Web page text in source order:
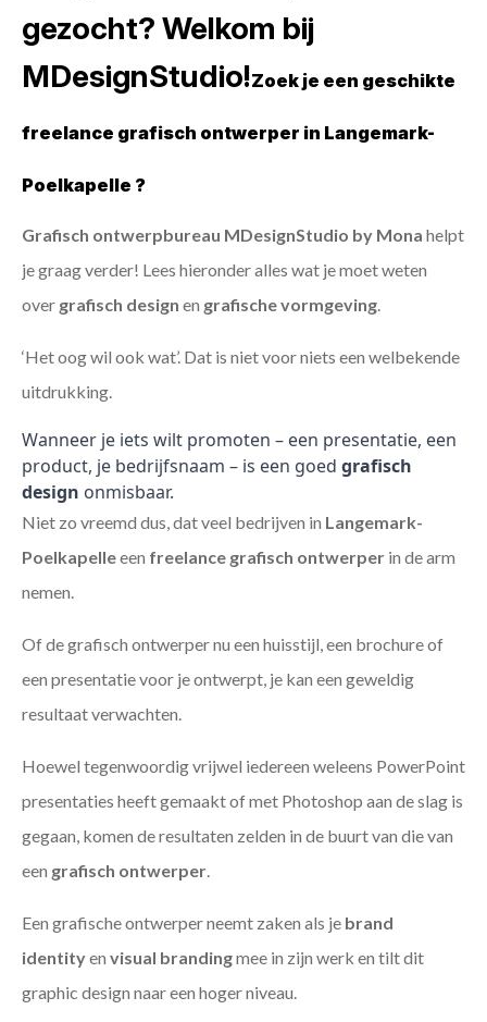
gezocht? Welkom bij
MDesignStudio!Zoek je een geschikte
freelance grafisch ontwerper in Langemark-
Poelkapelle ?
Grafisch ontwerpbureau MDesignStudio by Mona helpt
je graag verder! Lees hieronder alles wat je moet weten
over grafisch design en grafische vormgeving
‘Het oog wil ook wat’. Dat is niet voor niets een welbekende
uitdrukking.
Wanneer je iets wilt promoten – een presentatie, een
product, je bedrijfsnaam – is een goed grafisch
design onmisbaar.
Niet zo vreemd dus, dat veel bedrijven in Langemark-
Poelkapelleeen freelance grafisch ontwerper in de arm
nemen.
Of de grafisch ontwerper nu een huisstijl, een brochure of
een presentatie voor je ontwerpt, je kan een geweldig
resultaat verwachten.
Hoewel tegenwoordig vrijwel iedereen weleens PowerPoint
presentaties heeft gemaakt of met Photoshop aan de slag is
gegaan, komen de resultaten zelden in de buurt van die van
een grafisch ontwerper
Een grafische ontwerper neemt zaken als je brand
identityen visual brandingmee in zijn werk en tilt dit
graphic design naar een hoger niveau.